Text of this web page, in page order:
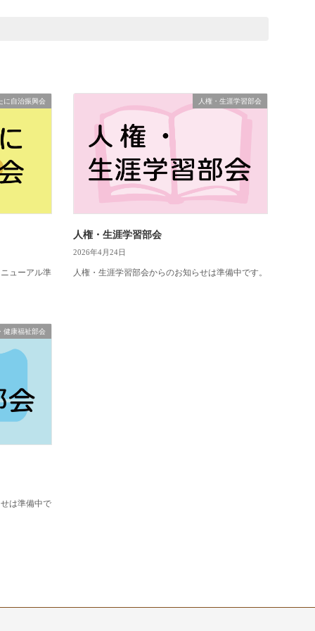
に自治振興会
ューアル準
人権・生涯学習部会
人権・生涯学習部会
2026年4月24日
人権・生涯学習部会からのお知らせは準備中です。
健康福祉部会
は準備中で